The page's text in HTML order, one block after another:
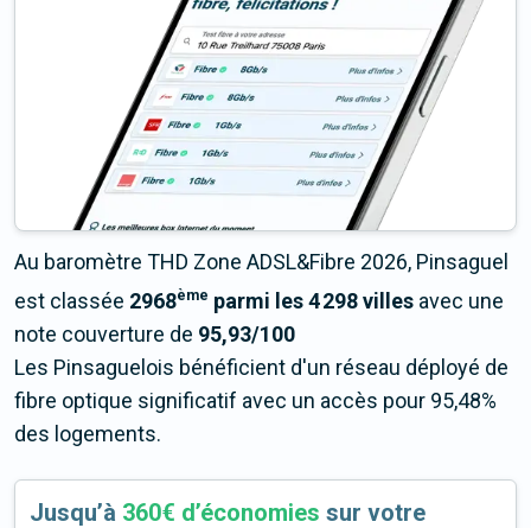
Au baromètre THD Zone ADSL&Fibre 2026, Pinsaguel
est classée 2968ème parmi les 4 298 villes avec une
note couverture de 95,93/100
Les Pinsaguelois bénéficient d'un réseau déployé de
fibre optique significatif avec un accès pour 95,48%
des logements.
Jusqu’à 360€ d’économies sur votre